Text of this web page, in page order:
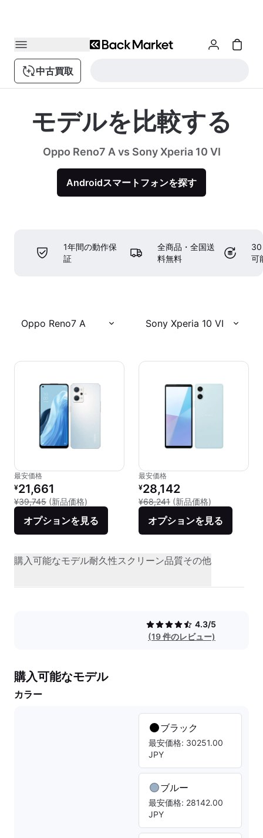
中古買取
モデルを比較する
Oppo Reno7 A vs Sony Xperia 10 VI
Androidスマートフォンを探す
1年間の動作保
証
全商品・全国送
料無料
30
可
Oppo Reno7 A Sony Xperia 10 VI
最安価格
リファービッシュ品の価格：
¥21,661
¥39,745 (新品価格) 新品との比較：¥39,745
オプションを見る
最安価格
リファービッシュ品の価格：
¥28,142
¥68,241 (新品価格)
オプションを見る
購入可能なモデル耐久性スクリーン品質その他
4.3/5
(19 件のレビュー)
購入可能なモデル
カラー
ブラック
最安価格: 30251.00
JPY
ブルー
最安価格: 28142.00
JPY